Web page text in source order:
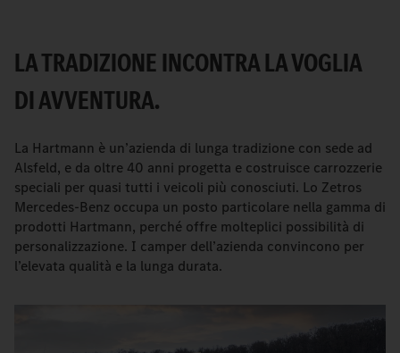
LA TRADIZIONE INCONTRA LA VOGLIA
DI AVVENTURA.
La Hartmann è un’azienda di lunga tradizione con sede ad
Alsfeld, e da oltre 40 anni progetta e costruisce carrozzerie
speciali per quasi tutti i veicoli più conosciuti. Lo Zetros
Mercedes-Benz occupa un posto particolare nella gamma di
prodotti Hartmann, perché offre molteplici possibilità di
personalizzazione. I camper dell’azienda convincono per
l’elevata qualità e la lunga durata.